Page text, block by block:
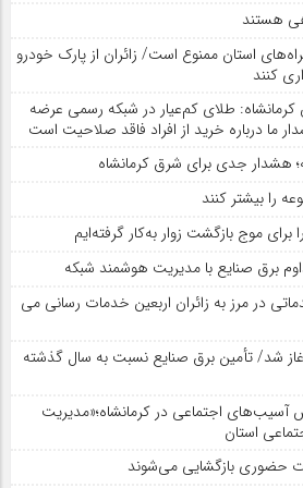
هستند
استان ممنوع است/ زائران از پارک خودرو
کنند
کرمانشاه: طلای کم‌عیار در شبکه رسمی عرضه
ما درباره خرید از افراد فاقد صلاحیت است
هشدار جدی برای شرق کرمانشاه
را بیشتر کنند
موج بازگشت زوار به‌کار گرفته‌ایم
برق صنایع با مدیریت هوشمند شبکه
در مرز به زائران اربعین خدمات رسانی می
شد/ تأمین برق صنایع نسبت به سال گذشته
آسیب‌های اجتماعی در کرمانشاه؛«مدیریت
استان
حضوری بازگشایی می‌شوند